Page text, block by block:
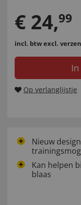
€ 24,99
incl. btwexcl.
Op verlanglijstje
Nieuw
Kan helpen
blaas